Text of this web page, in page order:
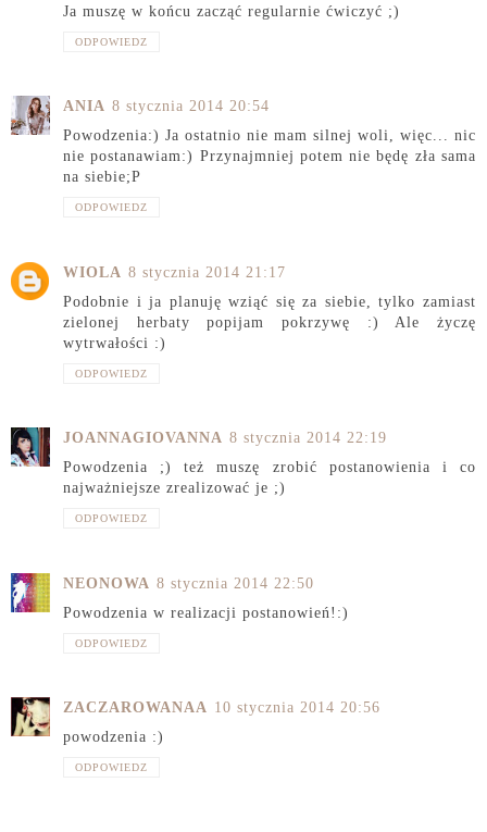
Ja muszę w końcu zacząć regularnie ćwiczyć ;)
ODPOWIEDZ
ANIA 8 stycznia 2014 20:54
Powodzenia:) Ja ostatnio nie mam silnej woli, więc... nic
nie postanawiam:) Przynajmniej potem nie będę zła sama
na siebie;P
ODPOWIEDZ
WIOLA 8 stycznia 2014 21:17
Podobnie i ja planuję wziąć się za siebie, tylko zamiast
zielonej herbaty popijam pokrzywę :) Ale życzę
wytrwałości :)
ODPOWIEDZ
JOANNAGIOVANNA 8 stycznia 2014 22:19
Powodzenia ;) też muszę zrobić postanowienia i co
najważniejsze zrealizować je ;)
ODPOWIEDZ
NEONOWA 8 stycznia 2014 22:50
Powodzenia w realizacji postanowień!:)
ODPOWIEDZ
ZACZAROWANAA 10 stycznia 2014 20:56
powodzenia :)
ODPOWIEDZ